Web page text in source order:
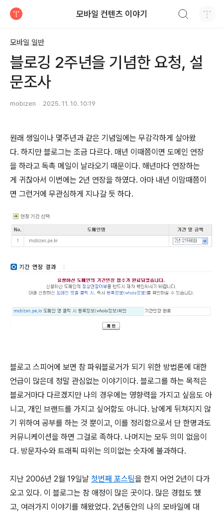
모바일 컨텐츠 이야기
모바일 일반
블로깅 2주년을 기념한 요청, 설
문조사
mobizen 2025. 11. 10. 10:19
원래 생일이나 몇주년과 같은 기념일에는 무감각하게 살아왔
다. 하지만 블로그는 조금 다르다. 매년 이때쯤이면 도메인 연장
을 하라고 독촉 메일이 날라오기 때문이다. 해년마다 연장하는
게 귀찮아서 이번에는 2년 연장을 하였다. 아마 내년 이맘때쯤이
면 그런거에 무관심하게 지나갈 듯 하다.
블로고 스피어에 보면 참 파워블로거가 되기 위한 방법론에 대한
언급이 많은데 정말 관심없는 이야기이다. 블로그를 하는 목적은
블로거마다 다르겠지만 나의 경우에는 영향력을 가지고 싶음도 아
니고, 개인 브랜드를 가지고 싶어함도 아니다. 남에게 뒤쳐지지 않
기 위하여 공부를 하는 것 뿐이고, 이를 정리함으로서 단 한명과도
커뮤니케이션을 하면 그걸로 족하다. 나머지는 모두 의미 없음이
다. 방문자수와 트래픽 따위는 의미없는 숫자에 불과하다.
지난 2006년 2월 19일날 첫번째 포스팅을 한지 어언 2년이 다가
오고 있다. 이 블로그는 참 애정이 많은 곳이다. 많은 경험도 했
고, 여러가지 이야기를 해왔었다. 2년동안의 나의 모바일에 대